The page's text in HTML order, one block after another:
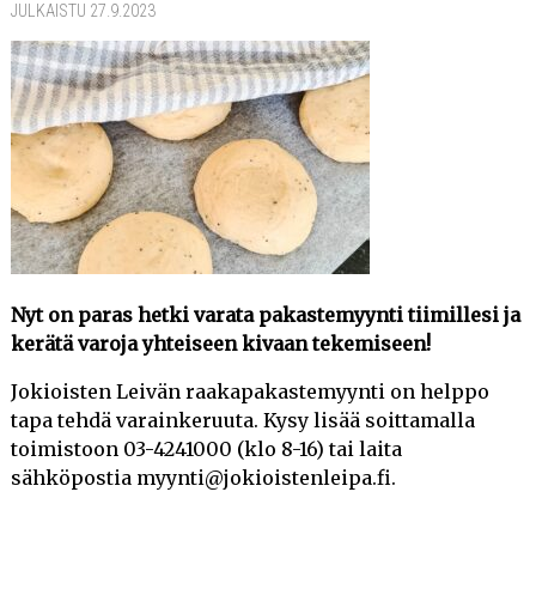
JULKAISTU 27.9.2023
Nyt on paras hetki varata pakastemyynti tiimillesi ja
kerätä varoja yhteiseen kivaan tekemiseen!
Jokioisten Leivän raakapakastemyynti on helppo
tapa tehdä varainkeruuta. Kysy lisää soittamalla
toimistoon 03-4241000 (klo 8-16) tai laita
sähköpostia myynti@jokioistenleipa.fi.